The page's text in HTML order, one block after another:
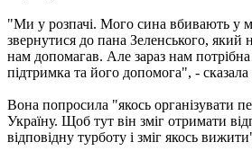
"Ми у розпачі. Мого сина вбивають у
звернутися до пана Зеленського, який
нам допомагав. Але зараз нам
підтримка та його допомога", -
Вона попросила "якось організувати
Україну. Щоб тут він зміг отримати
відповідну турботу і зміг якось